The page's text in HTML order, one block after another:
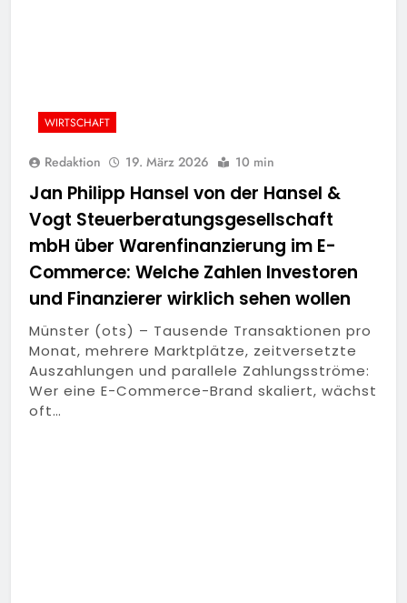
WIRTSCHAFT
Redaktion 19. März 2026 10 min
Jan Philipp Hansel von der Hansel &
Vogt Steuerberatungsgesellschaft
mbH über Warenfinanzierung im E-
Commerce: Welche Zahlen Investoren
und Finanzierer wirklich sehen wollen
Münster (ots) – Tausende Transaktionen pro
Monat, mehrere Marktplätze, zeitversetzte
Auszahlungen und parallele Zahlungsströme:
Wer eine E-Commerce-Brand skaliert, wächst
oft…